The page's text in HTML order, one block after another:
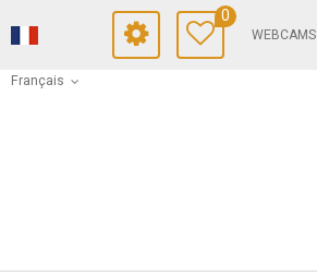
Français
0
WEBCAMS